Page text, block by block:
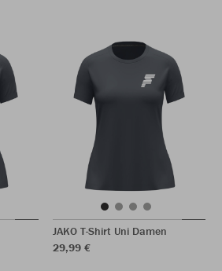
JAKO T-Shirt Uni Damen
29,99 €